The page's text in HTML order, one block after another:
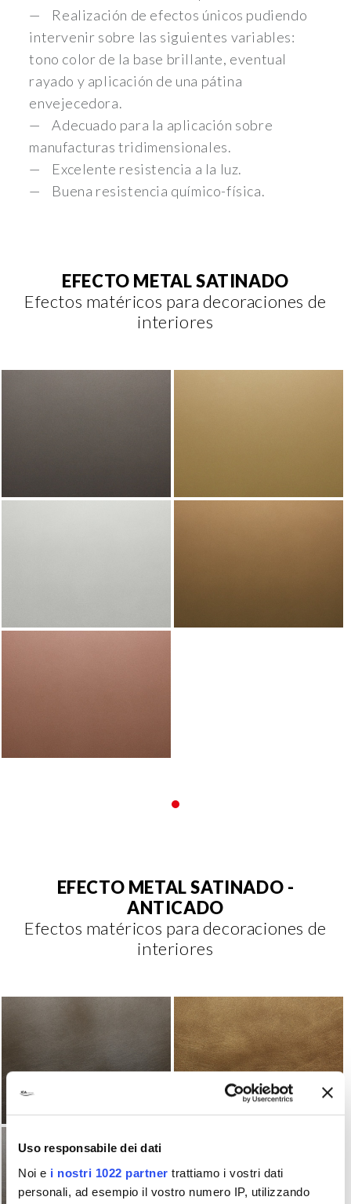
Uso responsabile dei dati
Noi e i nostri 1022 partner trattiamo i vostri dati
personali, ad esempio il vostro numero IP, utilizzando
Realización de efectos únicos pudiendo
intervenir sobre las siguientes variables:
tono color de la base brillante, eventual
rayado y aplicación de una pátina
envejecedora.
Adecuado para la aplicación sobre
manufacturas tridimensionales.
Excelente resistencia a la luz.
Buena resistencia químico-física.
EFECTO METAL SATINADO
Efectos matéricos para decoraciones de
interiores
EFECTO METAL SATINADO -
ANTICADO
Efectos matéricos para decoraciones de
interiores